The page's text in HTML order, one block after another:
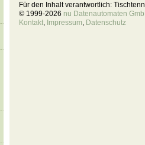
Für den Inhalt verantwortlich:
© 1999-2026 nu Datenautomaten
Kontakt, Impressum, Datenschutz